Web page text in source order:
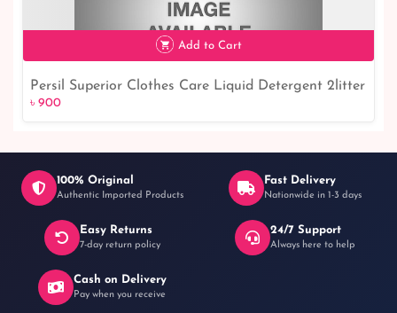
৳ 1,800
৳ 900
Add to Cart
Persil Superior Clothes Care Liquid Detergent 2litter
৳ 900
100% Original
Authentic Imported Products
Fast Delivery
Nationwide in 1-3 days
Easy Returns
7-day return policy
24/7 Support
Always here to help
Cash on Delivery
Pay when you receive